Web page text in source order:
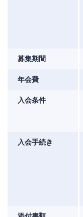
募集期間
年会費
入会条件
入会手続き